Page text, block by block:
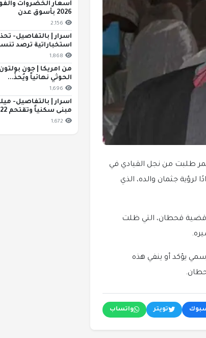
طلبت من نجل القيادي في
جثمان والده، الذي
قضية قحطان، التي ظلت
يؤكد أو ينفي هذه
تويتر واتساب
2026 بأسوق عدن
2,156
اسرار | بالتفاصيل-
استخباراتية ترصد
1,868
من امريكا | جون
الحوثي نهائياً ويُحذّ...
1,696
اسرار | بالتفاصيل-
مبنى سكنياً وتقتحم 22 ش...
1,672